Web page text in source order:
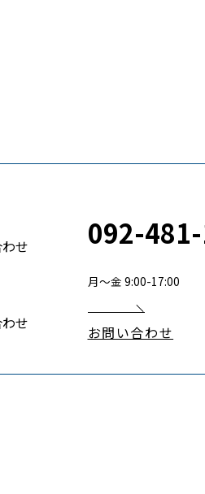
せ 092-
月〜金 9:00-17:00
せ お問い合わせ